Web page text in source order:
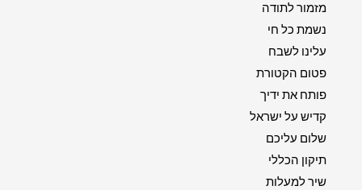
מזמור לתודה
נשמת כל חי
עלינו לשבח
פטום הקטורת
פותח את ידיך
קדיש על ישראל
שלום עליכם
תיקון הכללי
שיר למעלות